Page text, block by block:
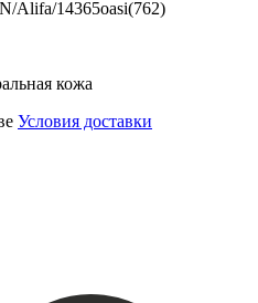
Alifa/14365oasi(762)
кожа
Условия доставки